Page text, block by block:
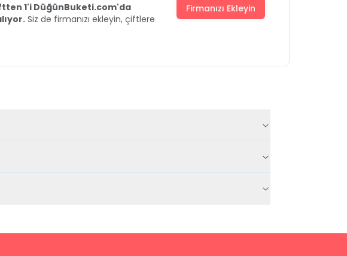
1'i DüğünBuketi.com'da
Siz de firmanızı ekleyin, çiftlere
Firmanızı Ekleyin